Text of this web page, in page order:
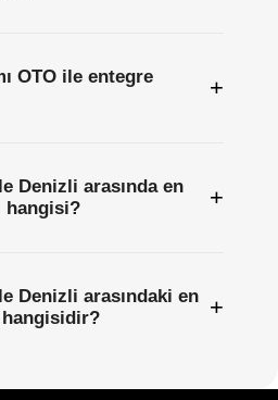
OTO ile entegre
+
Denizli arasında en
hangisi?
+
Denizli arasındaki en
hangisidir?
+